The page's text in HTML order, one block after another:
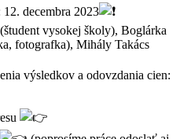
decembra 2023
vysokej školy), Boglárka
fotografka), Mihály Takács
výsledkov a odovzdania cien: